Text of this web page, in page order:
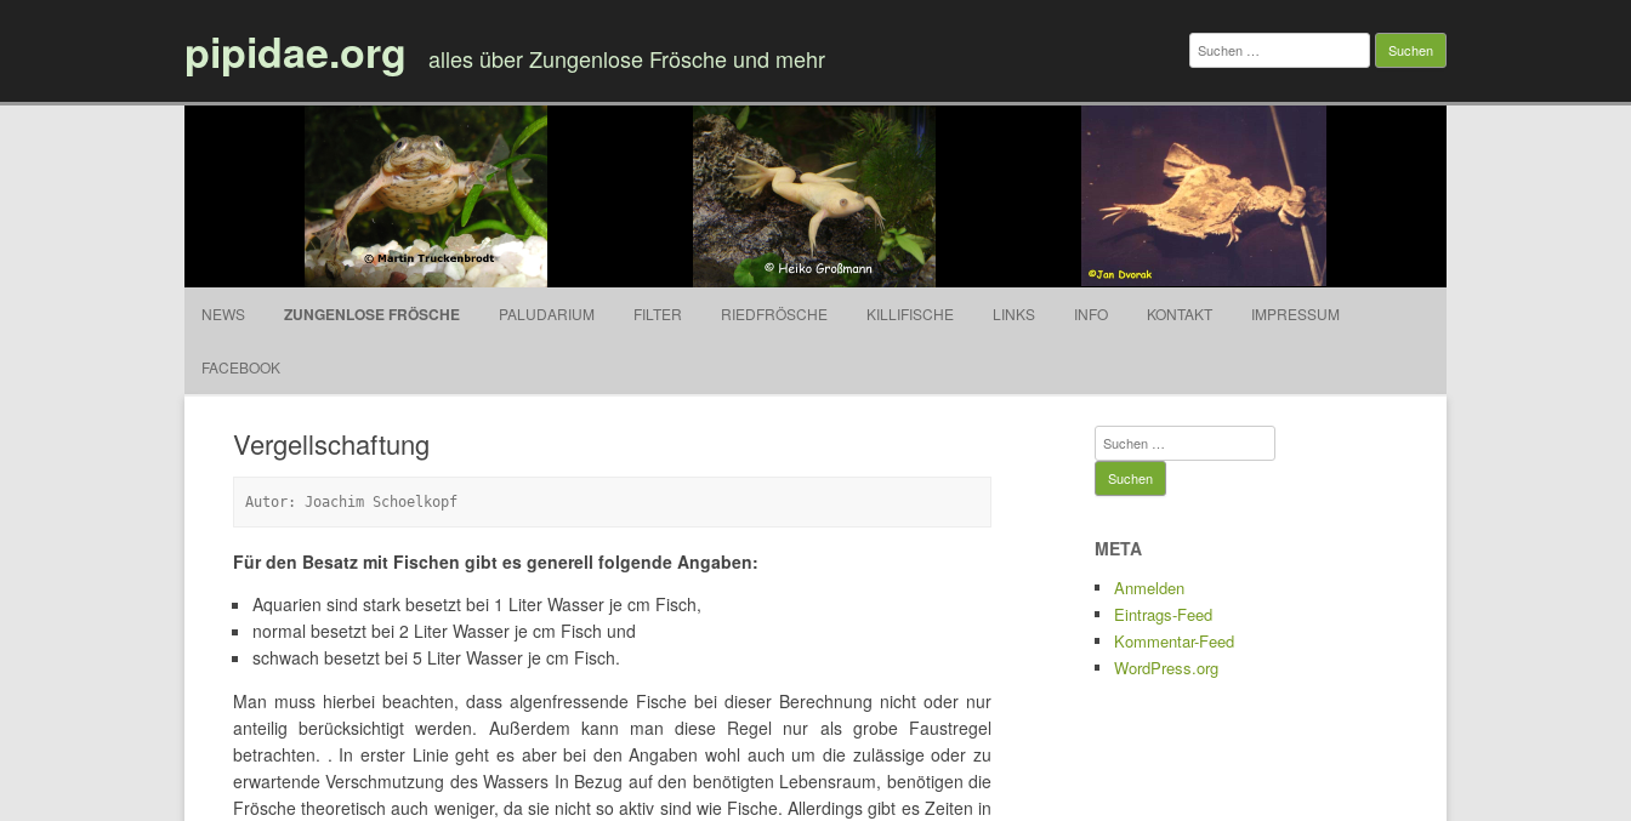
pipidae.org alles über Zungenlose Frösche und mehr
Suchen
nach:
NEWS ZUNGENLOSE FRÖSCHE PALUDARIUM FILTER RIEDFRÖSCHE KILLIFISCHE LINKS INFO KONTAKT IMPRESSUM
FACEBOOK
Vergellschaftung
Autor: Joachim Schoelkopf
Für den Besatz mit Fischen gibt es generell folgende Angaben:
Aquarien sind stark besetzt bei 1 Liter Wasser je cm Fisch,
normal besetzt bei 2 Liter Wasser je cm Fisch und
schwach besetzt bei 5 Liter Wasser je cm Fisch.
Man muss hierbei beachten, dass algenfressende Fische bei dieser Berechnung nicht oder nur
anteilig berücksichtigt werden. Außerdem kann man diese Regel nur als grobe Faustregel
betrachten. . In erster Linie geht es aber bei den Angaben wohl auch um die zulässige oder zu
erwartende Verschmutzung des Wassers In Bezug auf den benötigten Lebensraum, benötigen die
Frösche theoretisch auch weniger, da sie nicht so aktiv sind wie Fische. Allerdings gibt es Zeiten in
Suchen
nach:
META
Anmelden
Eintrags-Feed
Kommentar-Feed
WordPress.org